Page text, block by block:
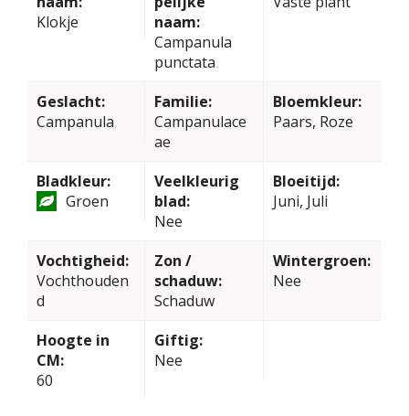
Klokje
naam:
Campanula
punctata
Geslacht:
Campanula
Familie:
Campanulace
ae
Bloemkleur:
Paars, Roze
Bladkleur:
Groen
Veelkleurig
blad:
Nee
Bloeitijd:
Juni, Juli
Vochtigheid:
Vochthouden
d
Zon /
schaduw:
Schaduw
Wintergroen:
Nee
Hoogte in
CM:
60
Giftig:
Nee